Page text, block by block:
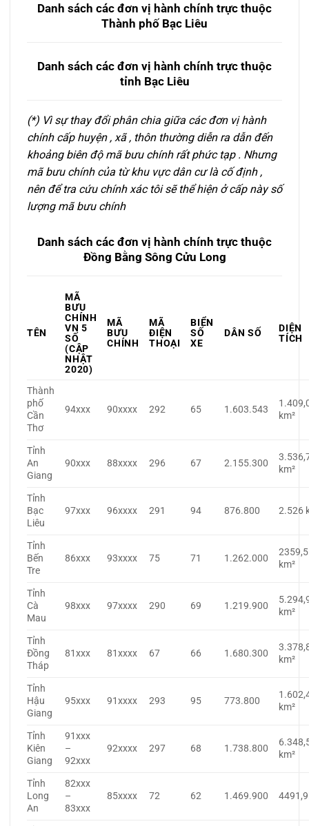
Danh sách các đơn vị hành chính trực thuộc
Thành phố Bạc Liêu
Danh sách các đơn vị hành chính trực thuộc
tỉnh Bạc Liêu
(*) Vì sự thay đổi phân chia giữa các đơn vị hành
chính cấp huyện , xã , thôn thường diễn ra dẫn đến
khoảng biên độ mã bưu chính rất phức tạp . Nhưng
mã bưu chính của từ khu vực dân cư là cố định ,
nên để tra cứu chính xác tôi sẽ thể hiện ở cấp này số
lượng mã bưu chính
Danh sách các đơn vị hành chính trực thuộc
Đồng Bằng Sông Cửu Long
TÊN
MÃ
BƯU
CHÍNH
VN 5
SỐ
(CẬP
NHẬT
2020)
MÃ
BƯU
CHÍNH
MÃ
ĐIỆN
THOẠI
BIỂN
SỐ
XE
DÂN SỐ
DIỆN
TÍCH
Thành
phố
Cần
Thơ
94xxx 90xxxx 292 65 1.603.543
km²
Tỉnh
An
Giang
90xxx 88xxxx 296 67 2.155.300
km²
Tỉnh
Bạc
Liêu
97xxx 96xxxx 291 94 876.800 2.526
Tỉnh
Bến
Tre
86xxx 93xxxx 75 71 1.262.000
2359,5
km²
Tỉnh
Cà
Mau
98xxx 97xxxx 290 69 1.219.900
km²
Tỉnh
Đồng
Tháp
81xxx 81xxxx 67 66 1.680.300
km²
Tỉnh
Hậu
Giang
95xxx 91xxxx 293 95 773.800
km²
Tỉnh
Kiên
Giang
91xxx
–
92xxx
92xxxx 297 68 1.738.800
km²
Tỉnh
Long
An
82xxx
–
83xxx
85xxxx 72 62 1.469.900